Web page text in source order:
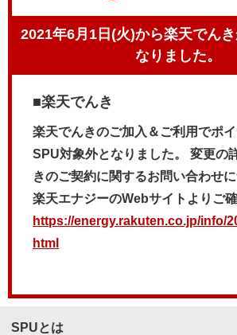
2021年6月1日(火)から楽天でん
なりました。
■楽天でんき
楽天でんきのご加入＆ご利用でポ
SPU対象外となりました。 変更の
きのご契約に関するお問い合わせ
楽天エナジーのWebサイトよりご確
https://energy.rakuten.co.jp/info/
html
SPUとは